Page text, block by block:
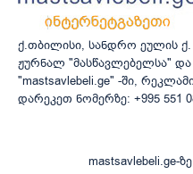
ქ.თბილისი, სანდრო ეულის ქ.
ჟურნალ "მასწავლებელსა" და
"mastsavlebeli.ge" -ში,
დარეკეთ ნომერზე: +995 551
mastsavlebeli.ge-